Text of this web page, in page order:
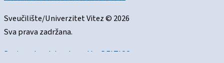
Sveučilište/Univerzitet Vitez © 2026
Sva prava zadržana.
Designed and developed by DELTICO